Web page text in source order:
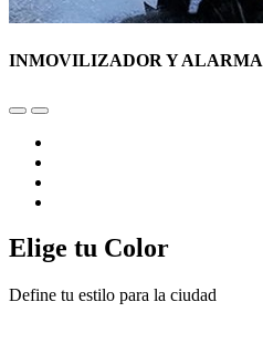
INMOVILIZADOR Y ALARMA
Elige tu Color
Define tu estilo para la ciudad